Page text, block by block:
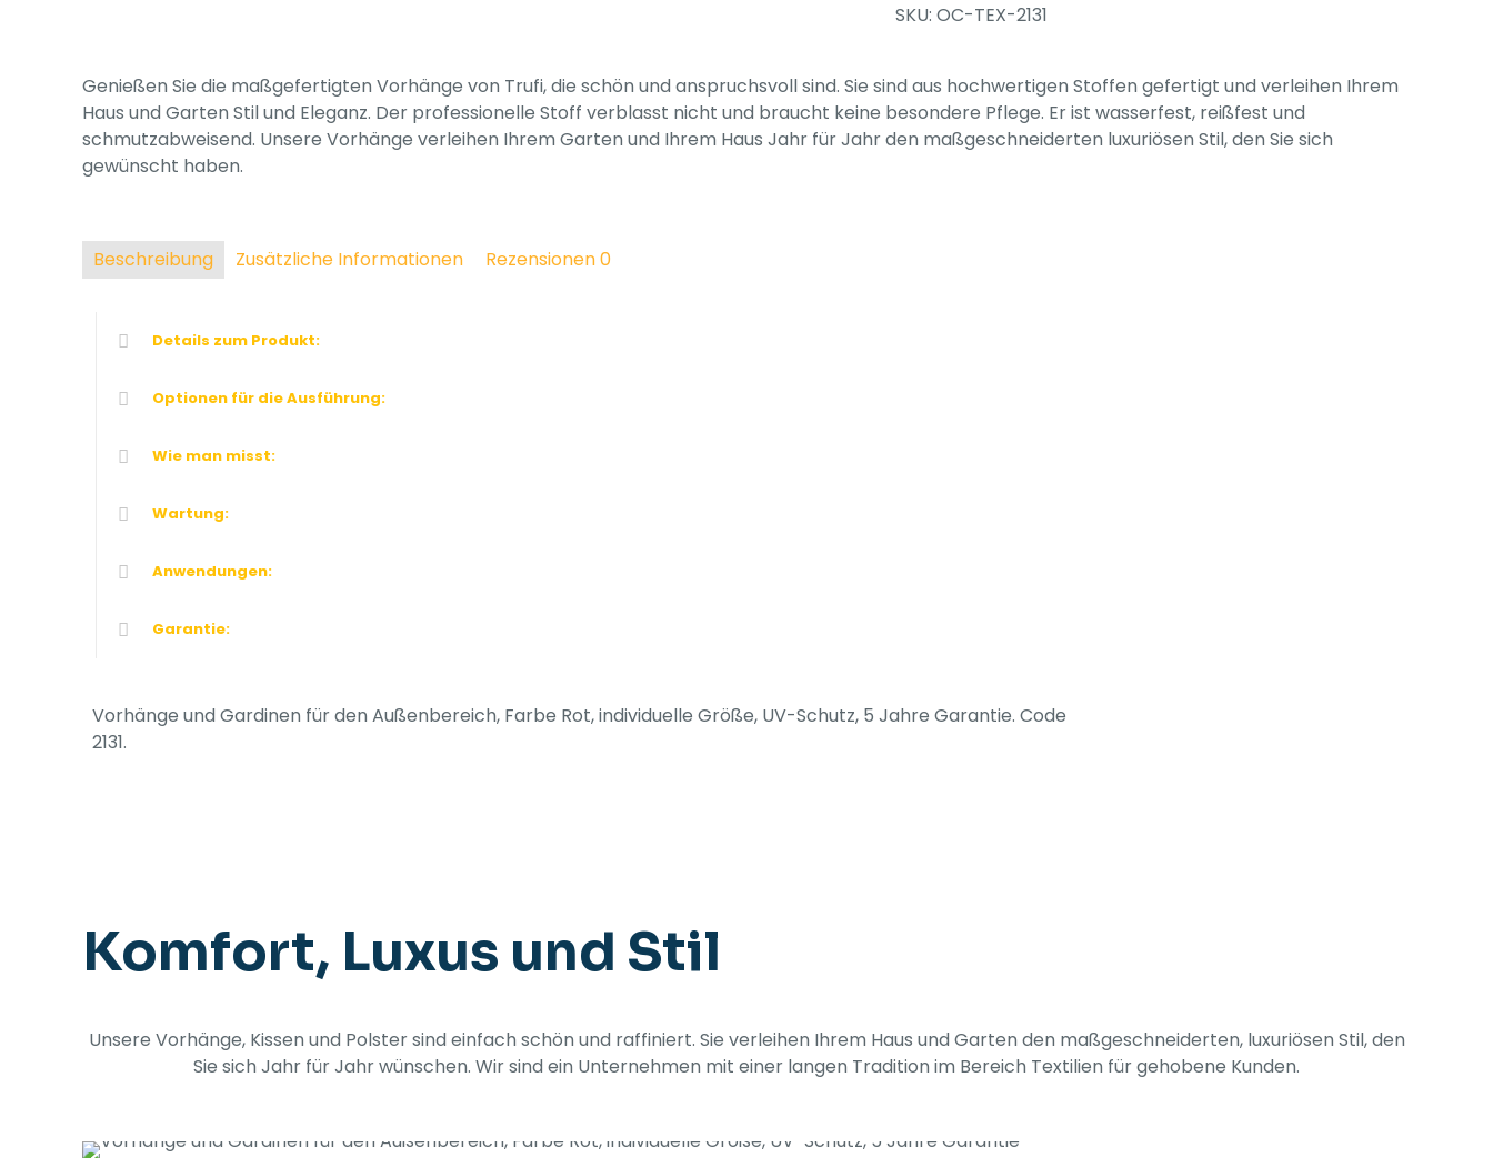
den
Rot,
individuelle
Größe,
SKU: OC-TEX-2131
Genießen Sie die maßgefertigten Vorhänge von Trufi, die schön und anspruchsvoll sind. Sie sind aus hochwertigen Stoffen gefertigt und verleihen Ihrem
Haus und Garten Stil und Eleganz. Der professionelle Stoff verblasst nicht und braucht keine besondere Pflege. Er ist wasserfest, reißfest und
schmutzabweisend. Unsere Vorhänge verleihen Ihrem Garten und Ihrem Haus Jahr für Jahr den maßgeschneiderten luxuriösen Stil, den Sie sich
gewünscht haben.
Beschreibung Zusätzliche Informationen Rezensionen0
Details zum Produkt:
Optionen für die Ausführung:
Wie man misst:
Wartung:
Anwendungen:
Garantie:
Vorhänge und Gardinen für den Außenbereich, Farbe Rot, individuelle Größe, UV-Schutz, 5 Jahre Garantie. Code
2131.
Komfort, Luxus und Stil
Unsere Vorhänge, Kissen und Polster sind einfach schön und raffiniert. Sie verleihen Ihrem Haus und Garten den maßgeschneiderten, luxuriösen Stil, den
Sie sich Jahr für Jahr wünschen. Wir sind ein Unternehmen mit einer langen Tradition im Bereich Textilien für gehobene Kunden.